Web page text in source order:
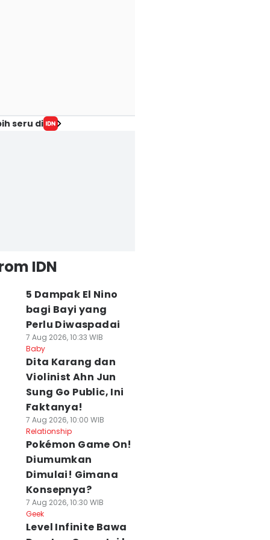
seru di
IDN
5 Dampak El Nino
bagi Bayi yang
Perlu Diwaspadai
7 Aug 2026, 10:33 WIB
Baby
Dita Karang dan
Violinist Ahn Jun
Sung Go Public, Ini
Faktanya!
7 Aug 2026, 10:00 WIB
Relationship
Pokémon Game On!
Diumumkan
Dimulai! Gimana
Konsepnya?
7 Aug 2026, 10:30 WIB
Geek
Level Infinite Bawa